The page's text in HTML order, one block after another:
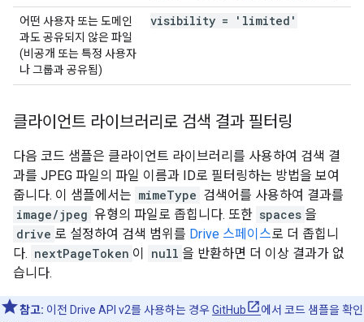
어떤 사용자 또는 도메인
과도 공유되지 않은 파일
(비공개 또는 특정 사용자
나 그룹과 공유됨)
visibility = 'limited'
클라이언트 라이브러리로 검색 결과 필터링
다음 코드 샘플은 클라이언트 라이브러리를 사용하여 검색 결
과를 JPEG 파일의 파일 이름과 ID로 필터링하는 방법을 보여
줍니다. 이 샘플에서는 mimeType 검색어를 사용하여 결과를
image/jpeg 유형의 파일로 좁힙니다. 또한 spaces 을
drive 로 설정하여 검색 범위를 Drive 스페이스로 더 좁힙니
다. nextPageToken 이 null 을 반환하면 더 이상 결과가 없
습니다.
참고: 이전 Drive API v2를 사용하는 경우GitHub
에서 코드 샘플을 확인